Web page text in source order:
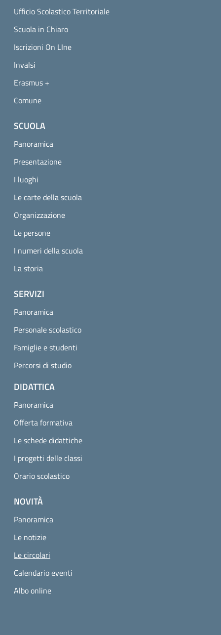
Ufficio Scolastico Territoriale
Scuola in Chiaro
Iscrizioni On LIne
Invalsi
Erasmus +
Comune
SCUOLA
Panoramica
Presentazione
I luoghi
Le carte della scuola
Organizzazione
Le persone
I numeri della scuola
La storia
SERVIZI
Panoramica
Personale scolastico
Famiglie e studenti
Percorsi di studio
DIDATTICA
Panoramica
Offerta formativa
Le schede didattiche
I progetti delle classi
Orario scolastico
NOVITÀ
Panoramica
Le notizie
Le circolari
Calendario eventi
Albo online